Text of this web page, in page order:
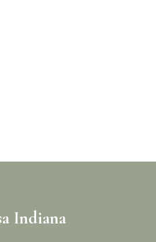
Indiana